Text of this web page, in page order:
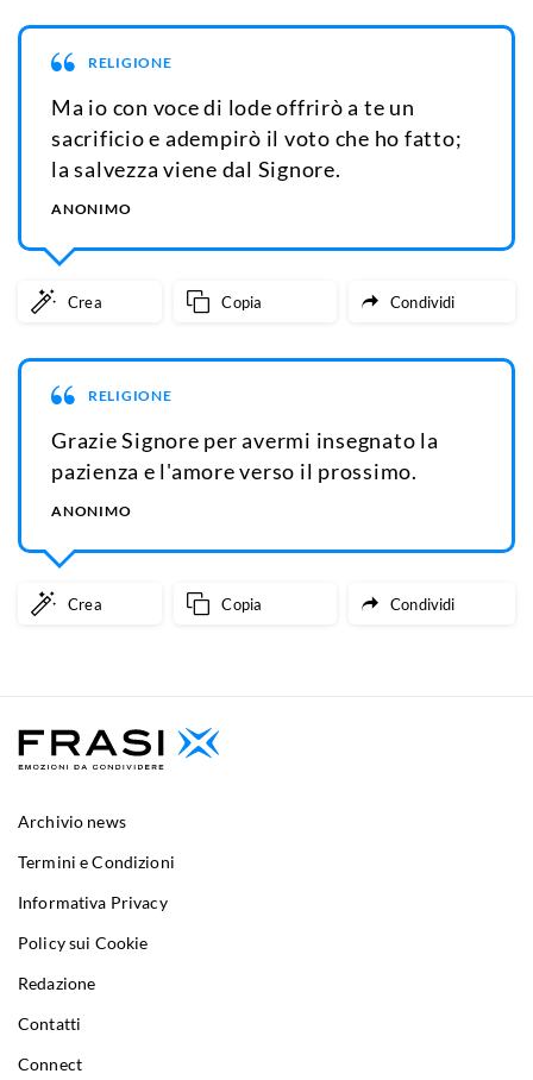
RELIGIONE
Ma io con voce di lode offrirò a te un
sacrificio e adempirò il voto che ho fatto;
la salvezza viene dal Signore.
ANONIMO
Crea Copia Condividi
RELIGIONE
Grazie Signore per avermi insegnato la
pazienza e l'amore verso il prossimo.
ANONIMO
Crea Copia Condividi
Archivio news
Termini e Condizioni
Informativa Privacy
Policy sui Cookie
Redazione
Contatti
Connect